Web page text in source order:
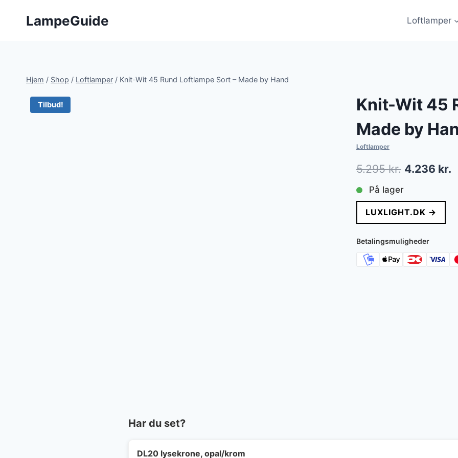
LampeGuide Loftlamper
Hjem / Shop / Loftlamper / Knit-Wit 45 Rund Loftlampe Sort – Made by Hand
Tilbud!
Knit-Wit 45
Made by
Loftlamper
5.295kr. Den
oprindelige
pris
var:
5.295 kr..
4.236 kr.
På lager
LUXLIGHT.DK →
Betalingsmuligheder
Har du set?
DL20 lysekrone, opal/krom